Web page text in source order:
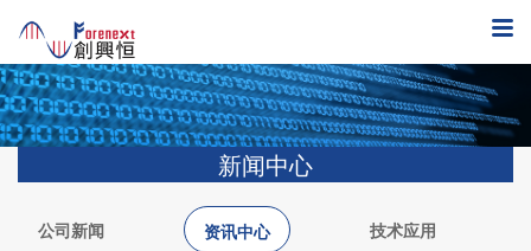
新闻中心
公司新闻 资讯中心 技术应用